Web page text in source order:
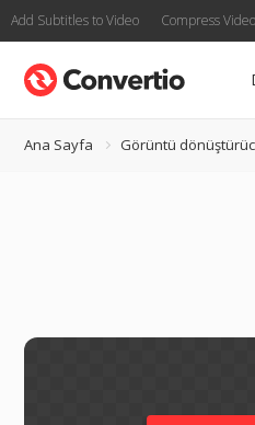
Add Subtitles to Video Compress Video
Ana Sayfa Görüntü